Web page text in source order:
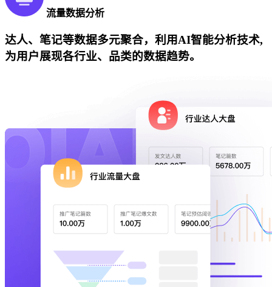
流量数据分析
达人、笔记等数据多元聚合，利用AI智能分析技术,
为用户展现各行业、品类的数据趋势。